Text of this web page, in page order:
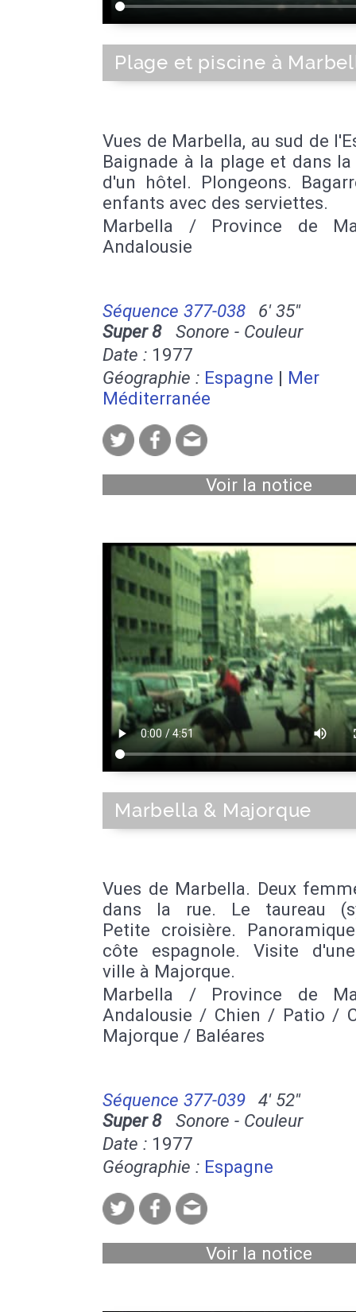
Plage et piscine à
Vues de Marbella, au sud de
Baignade à la plage et dans
d'un hôtel. Plongeons.
enfants avec des serviettes.
Marbella / Province de
Andalousie
Séquence 377-038
6' 35''
Super 8Sonore - Couleur
Date : 1977
Géographie : Espagne | Mer
Méditerranée
Voir la notice
Marbella & Majorque
Vues de Marbella. Deux
dans la rue. Le taureau
Petite croisière.
côte espagnole. Visite
ville à Majorque.
Marbella / Province de
Andalousie / Chien / Patio /
Majorque / Baléares
Séquence 377-039
4' 52''
Super 8Sonore - Couleur
Date : 1977
Géographie : Espagne
Voir la notice